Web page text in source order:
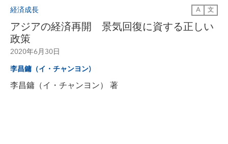
経済成長 A 文
アジアの経済再開 景気回復に資する正しい
政策
2020年6月30日
李昌鏞（イ・チャンヨン)
李昌鏞（イ・チャンヨン） 著